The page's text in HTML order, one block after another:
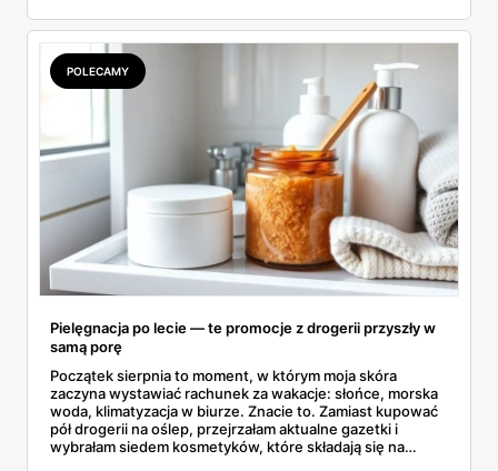
się przy półce z samego rana.
POLECAMY
Pielęgnacja po lecie — te promocje z drogerii przyszły w
samą porę
Początek sierpnia to moment, w którym moja skóra
zaczyna wystawiać rachunek za wakacje: słońce, morska
woda, klimatyzacja w biurze. Znacie to. Zamiast kupować
pół drogerii na oślep, przejrzałam aktualne gazetki i
wybrałam siedem kosmetyków, które składają się na